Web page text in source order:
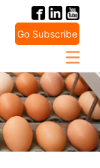
Go Subscribe